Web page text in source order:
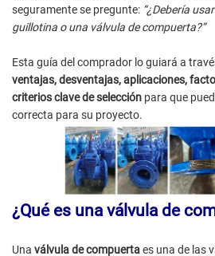
seguramente se pregunte: “¿Debería
guillotina o una válvula de compuerta?”
Esta guía del comprador lo guiará a
ventajas, desventajas, aplicaciones,
criterios clave de selección para que
correcta para su proyecto.
¿Qué es una válvula de
Una válvula de compuertaes una de las